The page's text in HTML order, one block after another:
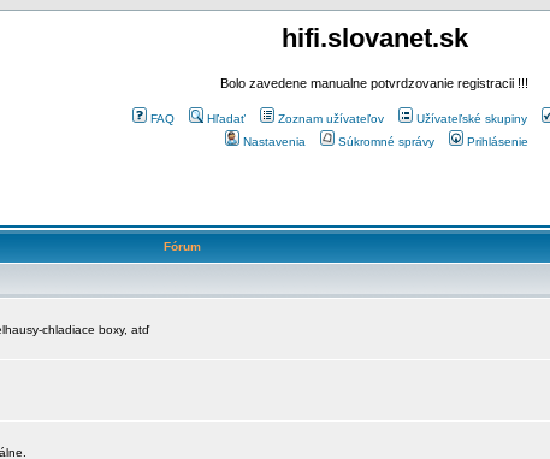
hifi.slovanet.sk
Bolo zavedene manualne potvrdzovanie registracii !!!
FAQ Hľadať Zoznam užívateľov Užívateľské skupiny
Nastavenia
Súkromné správy Prihlásenie
Fórum
chladiace boxy, atď